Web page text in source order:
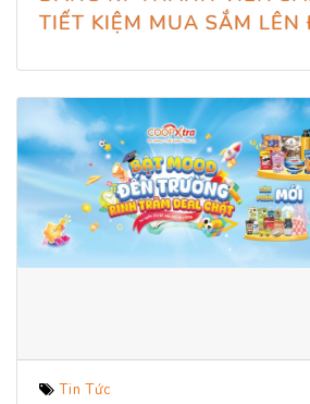
TIẾT KIỆM MUA SẮM LÊN
Tin Tức